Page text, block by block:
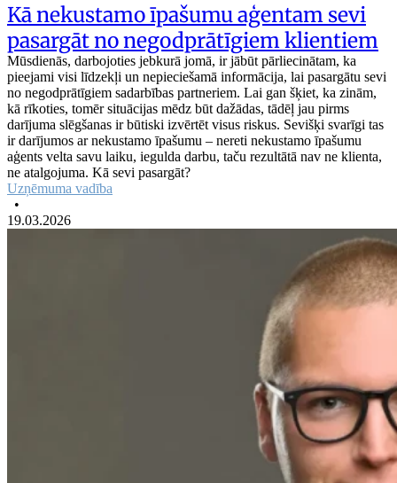
Kā nekustamo īpašumu aģentam sevi
pasargāt no negodprātīgiem klientiem
Mūsdienās, darbojoties jebkurā jomā, ir jābūt pārliecinātam, ka
pieejami visi līdzekļi un nepieciešamā informācija, lai pasargātu sevi
no negodprātīgiem sadarbības partneriem. Lai gan šķiet, ka zinām,
kā rīkoties, tomēr situācijas mēdz būt dažādas, tādēļ jau pirms
darījuma slēgšanas ir būtiski izvērtēt visus riskus. Sevišķi svarīgi tas
ir darījumos ar nekustamo īpašumu – nereti nekustamo īpašumu
aģents velta savu laiku, iegulda darbu, taču rezultātā nav ne klienta,
ne atalgojuma. Kā sevi pasargāt?
Uzņēmuma vadība
•
19.03.2026